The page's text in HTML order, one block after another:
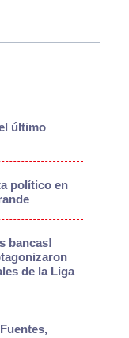
último
político en
bancas!
de la Liga